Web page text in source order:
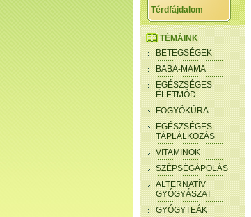
Térdfájdalom
TÉMÁINK
BETEGSÉGEK
BABA-MAMA
EGÉSZSÉGES
ÉLETMÓD
FOGYÓKÚRA
EGÉSZSÉGES
TÁPLÁLKOZÁS
VITAMINOK
SZÉPSÉGÁPOLÁS
ALTERNATÍV
GYÓGYÁSZAT
GYÓGYTEÁK